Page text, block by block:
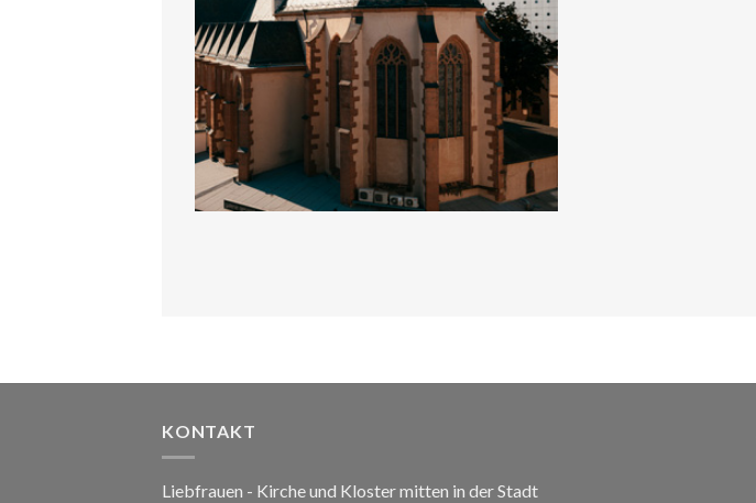
KONTAKT
Liebfrauen - Kirche und Kloster mitten in der Stadt